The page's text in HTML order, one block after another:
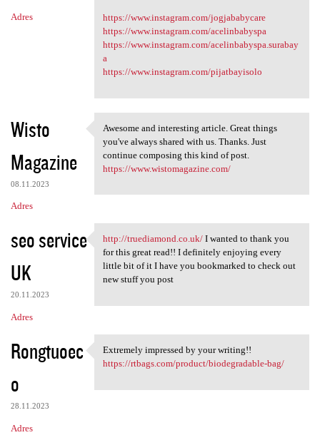
Adres
https://www.instagram.com/jogjababycare
https://www.instagram.com/acelinbabyspa
https://www.instagram.com/acelinbabyspa.surabay
a
https://www.instagram.com/pijatbayisolo
Wisto
Magazine
08.11.2023
Adres
Awesome and interesting
Awesome and interesting article. Great things
you've always shared with us. Thanks. Just
continue composing this kind of post.
https://www.wistomagazine.com/
seo service
UK
20.11.2023
Adres
http://truediamond.co.uk/ I
http://truediamond.co.uk/I wanted to thank you
for this great read!! I definitely enjoying every
little bit of it I have you bookmarked to check out
new stuff you post
Rongtuoec
o
28.11.2023
Adres
Extremely impressed by your
Extremely impressed by your writing!!
https://rtbags.com/product/biodegradable-bag/